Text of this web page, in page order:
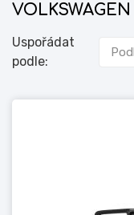
Uspořádat
podle: